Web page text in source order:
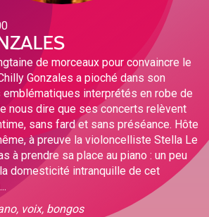
de morceaux pour convaincre le
Gonzales a pioché dans son
interprétés en robe de
nous dire que ses concerts relèvent
sans fard et sans préséance. Hôte
à preuve la violoncelliste Stella Le
à prendre sa place au piano : un peu
domesticité intranquille de cet
voix, bongos